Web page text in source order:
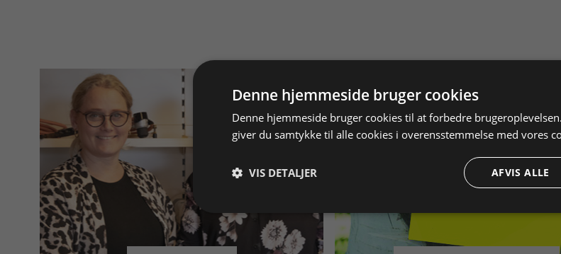
Denne hjemmeside bruger cookies
Denne hjemmeside bruger cookies til at forbedre
giver du samtykke til alle cookies i overensstemmelse med vores
AFVIS ALLE
VIS DETALJER